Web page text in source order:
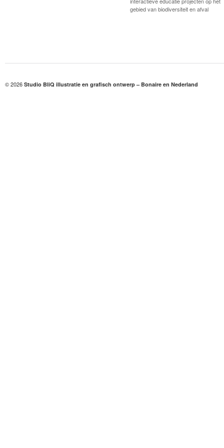
gebied van biodiversiteit en afval
© 2026 Studio BliQ illustratie en grafisch ontwerp – Bonaire en Nederland